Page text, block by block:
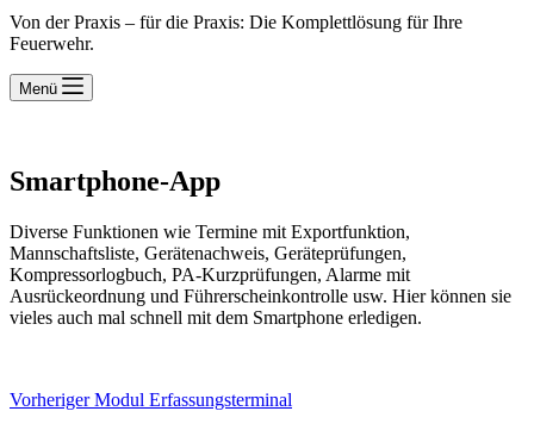
Von der Praxis – für die Praxis: Die Komplettlösung für Ihre
Feuerwehr.
Menü
Smartphone-App
Diverse Funktionen wie Termine mit Exportfunktion,
Mannschaftsliste, Gerätenachweis, Geräteprüfungen,
Kompressorlogbuch, PA-Kurzprüfungen, Alarme mit
Ausrückeordnung und Führerscheinkontrolle usw. Hier können sie
vieles auch mal schnell mit dem Smartphone erledigen.
VorherigerModul Erfassungsterminal